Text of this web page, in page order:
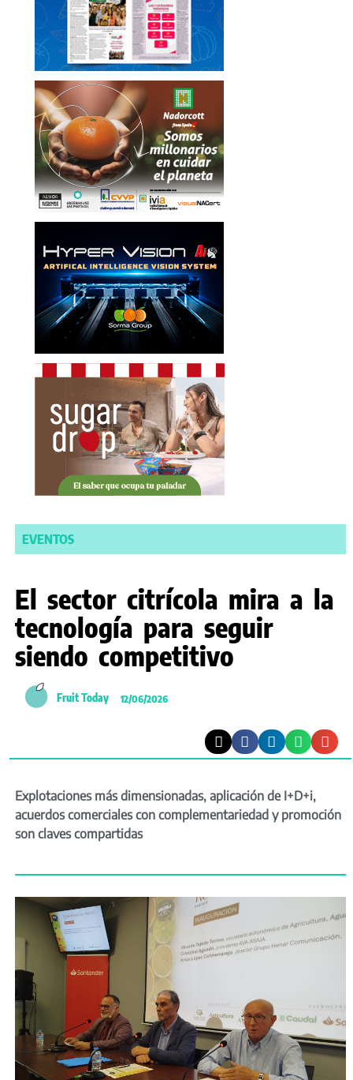
EVENTOS
El sector citrícola mira a la
tecnología para seguir
siendo competitivo
Fruit Today 12/06/2026
Explotaciones más dimensionadas, aplicación de I+D+i,
acuerdos comerciales con complementariedad y promoción
son claves compartidas